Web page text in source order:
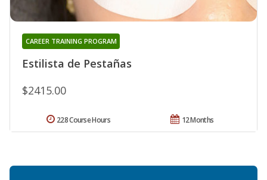
Estilista de Pestañas
CAREER TRAINING PROGRAM
$2415.00
12 Months
228 Course Hours